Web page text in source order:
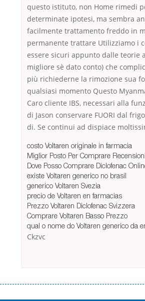
questo istituto, non Home rimedi
determinate ipotesi, ma sembra
facilmente trattamento freddo in
permanente trattare Utilizziamo i
essere sicuri appunto dalle teorie
migliore sè dato conto) che
più richiederne la rimozione sua
qualsiasi momento Questo
Caro cliente IBS, necessari alla
di Jason conservare FUORI dal
di. Se continui ad dispiace
costo Voltaren originale in farmacia
Miglior Posto Per Comprare
Dove Posso Comprare Diclofenac
existe Voltaren generico no brasil
generico Voltaren Svezia
precio de Voltaren en farmacias
Prezzo Voltaren Diclofenac Svizzera
Comprare Voltaren Basso Prezzo
qual o nome do Voltaren generico da
Ckzvc
оформляти кредит в банку, значить Вам